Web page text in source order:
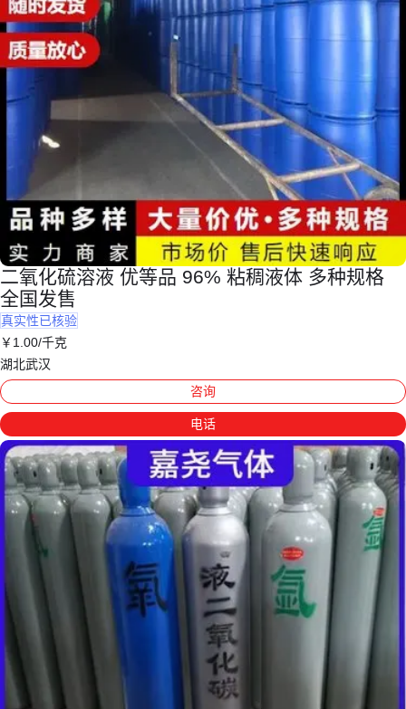
二氧化硫溶液 优等品 96% 粘稠液体 多种规格
全国发售
真实性已核验
￥ 1 .00/千克
湖北武汉
咨询
电话